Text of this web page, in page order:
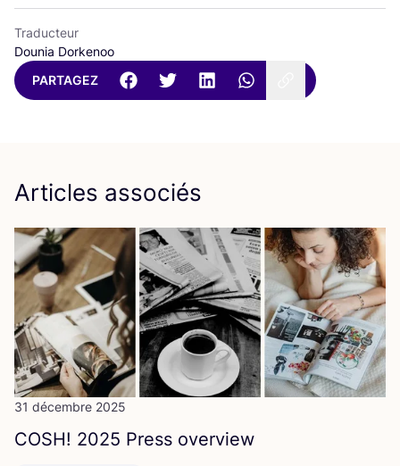
Traducteur
Dounia Dorkenoo
PARTAGEZ
Articles associés
31 décembre 2025
COSH! 2025 Press overview